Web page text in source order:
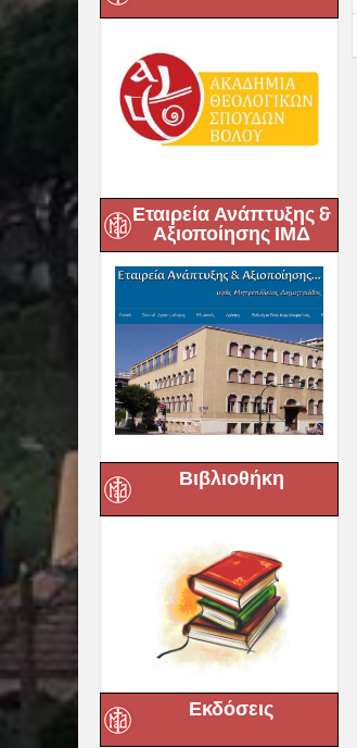
Εταιρεία Ανάπτυξης &
Αξιοποίησης ΙΜΔ
Βιβλιοθήκη
Εκδόσεις